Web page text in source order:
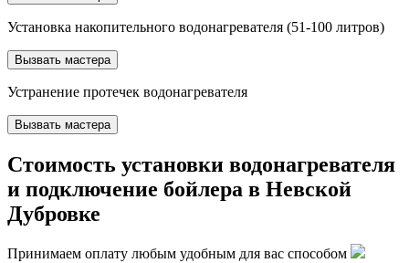
Установка накопительного водонагревателя (51-100 литров)
Вызвать мастера
Устранение протечек водонагревателя
Вызвать мастера
Стоимость установки водонагревателя
и подключение бойлера в Невской
Дубровке
Принимаем оплату любым удобным для вас способом